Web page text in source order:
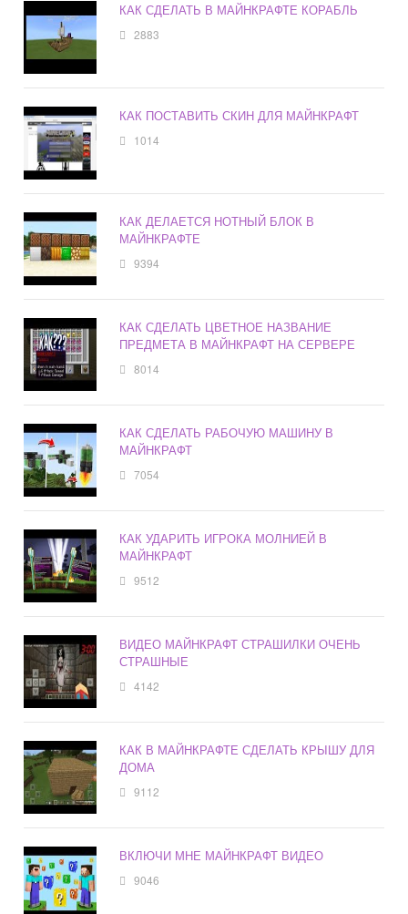
КАК СДЕЛАТЬ В МАЙНКРАФТЕ КОРАБЛЬ
2883
КАК ПОСТАВИТЬ СКИН ДЛЯ МАЙНКРАФТ
1014
КАК ДЕЛАЕТСЯ НОТНЫЙ БЛОК В
МАЙНКРАФТЕ
9394
КАК СДЕЛАТЬ ЦВЕТНОЕ НАЗВАНИЕ
ПРЕДМЕТА В МАЙНКРАФТ НА СЕРВЕРЕ
8014
КАК СДЕЛАТЬ РАБОЧУЮ МАШИНУ В
МАЙНКРАФТ
7054
КАК УДАРИТЬ ИГРОКА МОЛНИЕЙ В
МАЙНКРАФТ
9512
ВИДЕО МАЙНКРАФТ СТРАШИЛКИ ОЧЕНЬ
СТРАШНЫЕ
4142
КАК В МАЙНКРАФТЕ СДЕЛАТЬ КРЫШУ ДЛЯ
ДОМА
9112
ВКЛЮЧИ МНЕ МАЙНКРАФТ ВИДЕО
9046